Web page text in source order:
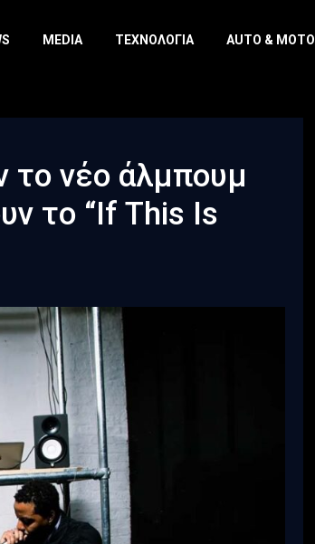
MEDIA ΤΕΧΝΟΛΟΓΊΑ AUTO & MOTO
το νέο άλμπουμ
το “If This Is